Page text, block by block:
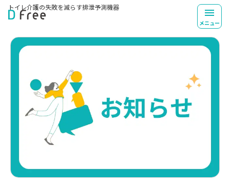
トイレ介護の失敗を減らす排泄予測機器
メニュー
TOP お知らせ一覧 看護フェア2026に出展します